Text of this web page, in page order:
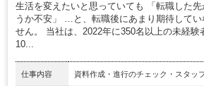
生活を変えたいと思っていても 「転職した
うか不安」 …と、転職後にあまり期待してい
せん。 当社は、2022年に350名以上の未経験
10...
仕事内容 資料作成・進行のチェック・スタッ